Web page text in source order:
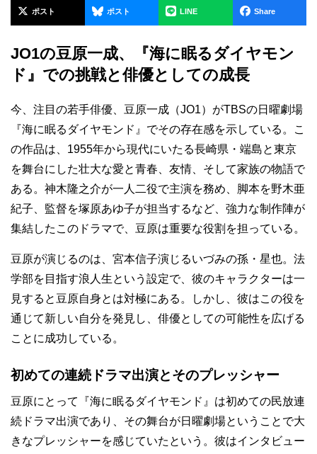
ポスト ポスト LINE Share
JO1の豆原一成、『海に眠るダイヤモン
ド』での挑戦と俳優としての成長
今、注目の若手俳優、豆原一成（JO1）がTBSの日曜劇場
『海に眠るダイヤモンド』でその存在感を示している。こ
の作品は、1955年から現代にいたる長崎県・端島と東京
を舞台にした壮大な愛と青春、友情、そして家族の物語で
ある。神木隆之介が一人二役で主演を務め、脚本を野木亜
紀子、監督を塚原あゆ子が担当するなど、強力な制作陣が
集結したこのドラマで、豆原は重要な役割を担っている。
豆原が演じるのは、宮本信子演じるいづみの孫・星也。法
学部を目指す浪人生という設定で、彼のキャラクターは一
見すると豆原自身とは対極にある。しかし、彼はこの役を
通じて新しい自分を発見し、俳優としての可能性を広げる
ことに成功している。
初めての連続ドラマ出演とそのプレッシャー
豆原にとって『海に眠るダイヤモンド』は初めての民放連
続ドラマ出演であり、その舞台が日曜劇場ということで大
きなプレッシャーを感じていたという。彼はインタビュー